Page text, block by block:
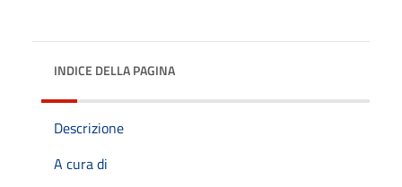
INDICE DELLA PAGINA
Descrizione
A cura di